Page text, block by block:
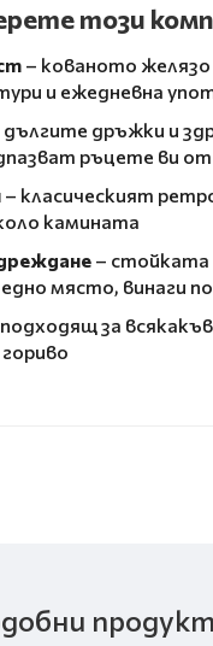
този
– кованото желязо
и ежедневна
дългите дръжки и
ръцете ви от
– класическият
камината
– стойката
място, винаги
за